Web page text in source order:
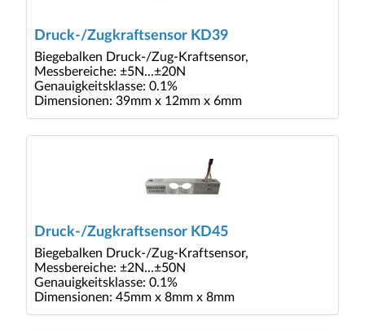
Druck-/Zugkraftsensor KD39
Biegebalken Druck-/Zug-Kraftsensor,
Messbereiche: ±5N...±20N
Genauigkeitsklasse: 0.1%
Dimensionen: 39mm x 12mm x 6mm
Druck-/Zugkraftsensor KD45
Biegebalken Druck-/Zug-Kraftsensor,
Messbereiche: ±2N...±50N
Genauigkeitsklasse: 0.1%
Dimensionen: 45mm x 8mm x 8mm